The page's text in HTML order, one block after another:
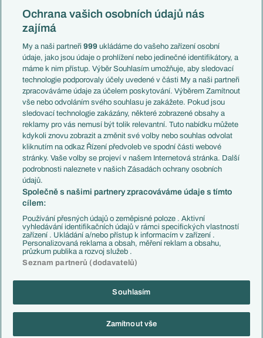
Mistrovství světa
Liga národů
Témata
Představení týmů MS
EuroSkauting
PL v kostce
Evropské koeficienty
Přestupy
Přestupové spekulace
Zranění
Kluby
Arsenal FC
Chelsea FC
Manchester United
AC Milán
Juventus FC
Bayern Mnichov
FC Barcelona
Real Madrid
Česko
Francie
Itálie
Německo
Španělsko
Argentina
Brazílie
Přestupy
Zápasy
Livescore
Tipovací soutěž
Copyright © 2001-2026 EuroFotbal.cz. Využíváme zpravodajství ČTK.
Informace o zpracování osobních údajů
Ochrana vašich osobních údajů nás
zajímá
My a naši partneři999 ukládáme do vašeho zařízení osobní
údaje, jako jsou údaje o prohlížení nebo jedinečné identifikátory, a
máme k nim přístup. Výběr Souhlasím umožňuje, aby sledovací
technologie podporovaly účely uvedené v části My a naši partneři
zpracováváme údaje za účelem poskytování. Výběrem Zamítnout
vše nebo odvoláním svého souhlasu je zakážete. Pokud jsou
sledovací technologie zakázány, některé zobrazené obsahy a
reklamy pro vás nemusí být tolik relevantní. Tuto nabídku můžete
kdykoli znovu zobrazit a změnit své volby nebo souhlas odvolat
kliknutím na odkaz Řízení předvoleb ve spodní části webové
stránky. Vaše volby se projeví v našem Internetová stránka. Další
podrobnosti naleznete v našich Zásadách ochrany osobních
údajů.
Společně s našimi partnery zpracováváme údaje s tímto
cílem:
Používání přesných údajů o zeměpisné poloze . Aktivní
vyhledávání identifikačních údajů v rámci specifických vlastností
zařízení . Ukládání a/nebo přístup k informacím v zařízení .
Personalizovaná reklama a obsah, měření reklam a obsahu,
průzkum publika a rozvoj služeb .
Seznam partnerů (dodavatelů)
Souhlasím
Zamítnout vše